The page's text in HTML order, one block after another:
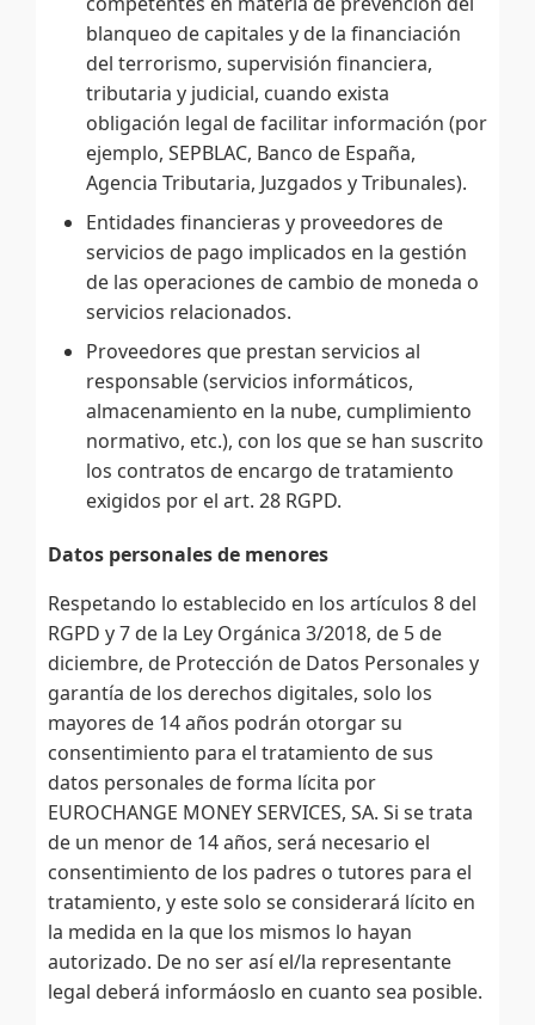
blanqueo de capitales y de la financiación
del terrorismo, supervisión financiera,
tributaria y judicial, cuando exista
obligación legal de facilitar información (por
ejemplo, SEPBLAC, Banco de España,
Agencia Tributaria, Juzgados y Tribunales).
Entidades financieras y proveedores de
servicios de pago implicados en la gestión
de las operaciones de cambio de moneda o
servicios relacionados.
Proveedores que prestan servicios al
responsable (servicios informáticos,
almacenamiento en la nube, cumplimiento
normativo, etc.), con los que se han suscrito
los contratos de encargo de tratamiento
exigidos por el art. 28 RGPD.
Datos personales de menores
Respetando lo establecido en los artículos 8 del
RGPD y 7 de la Ley Orgánica 3/2018, de 5 de
diciembre, de Protección de Datos Personales y
garantía de los derechos digitales, solo los
mayores de 14 años podrán otorgar su
consentimiento para el tratamiento de sus
datos personales de forma lícita por
EUROCHANGE MONEY SERVICES, SA. Si se trata
de un menor de 14 años, será necesario el
consentimiento de los padres o tutores para el
tratamiento, y este solo se considerará lícito en
la medida en la que los mismos lo hayan
autorizado. De no ser así el/la representante
legal deberá informáoslo en cuanto sea posible.